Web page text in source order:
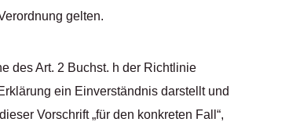
gelten.
des Art. 2 Buchst. h der Richtlinie
ein Einverständnis darstellt und
Vorschrift „für den konkreten Fall“,